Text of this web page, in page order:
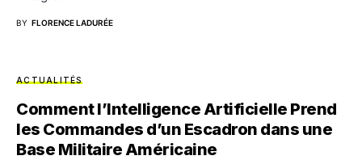
BY FLORENCE LADURÉE
ACTUALITÉS
Comment l’Intelligence Artificielle Prend
les Commandes d’un Escadron dans une
Base Militaire Américaine